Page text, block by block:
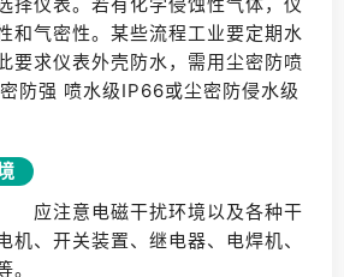
和气密性。某些流程工业要定期水
要求仪表外壳防水，需用尘密防喷
防强 喷水级IP66或尘密防侵水级
应注意电磁干扰环境以及各种干
机、开关装置、继电器、电焊机、
。